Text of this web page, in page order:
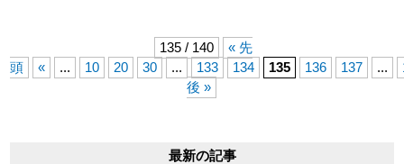
135 / 140
« 先
頭
« ... 10 20 30 ... 133 134 135 136 137 ...
後 »
最新の記事